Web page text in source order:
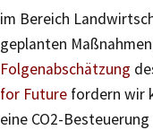
im Bereich
geplanten
Folgenabschätzung
for Future fordern wir
eine CO2-